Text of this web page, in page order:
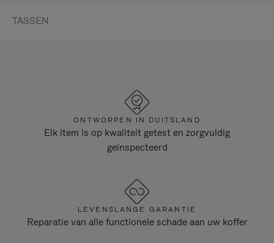
TASSEN
ONTWORPEN IN DUITSLAND
Elk item is op kwaliteit getest en zorgvuldig
geïnspecteerd
LEVENSLANGE GARANTIE
Reparatie van alle functionele schade aan uw koffer